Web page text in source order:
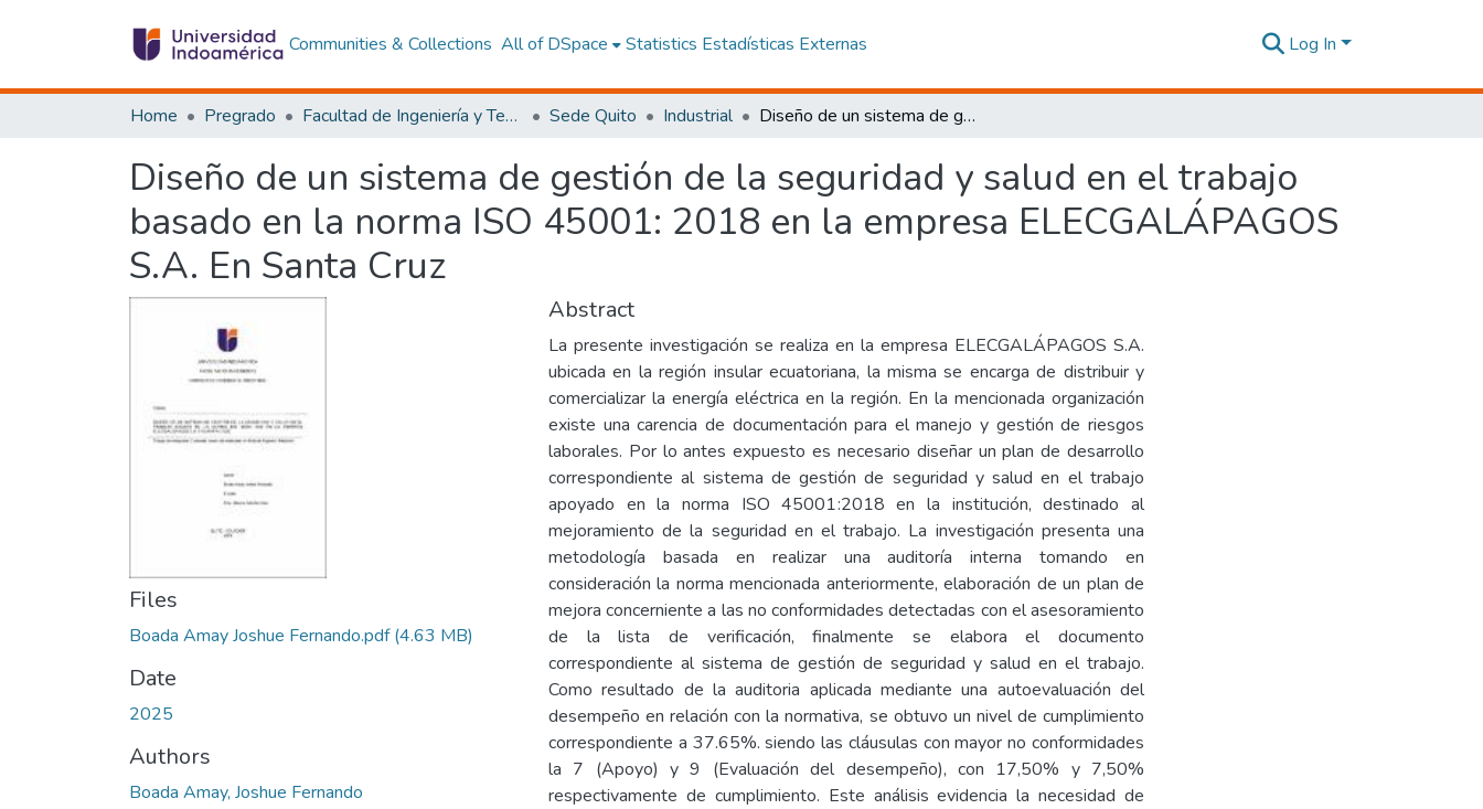
Communities & Collections All of DSpace Statistics Estadísticas Externas Log In
Home Pregrado Facultad de Ingeniería y Tecnologías de la Información y la Comunicación Sede Quito Industrial Diseño de un sistema de gestión de la seguridad y salud en el trabajo basado en la norma ISO 45001: 2018 en la empresa ELECGALÁPAGOS S.A. En Santa Cruz
Diseño de un sistema de gestión de la seguridad y salud en el trabajo
basado en la norma ISO 45001: 2018 en la empresa ELECGALÁPAGOS
S.A. En Santa Cruz
Files
Boada Amay Joshue Fernando.pdf(4.63 MB)
Date
2025
Authors
Boada Amay, Joshue Fernando
Abstract
La presente investigación se realiza en la empresa ELECGALÁPAGOS S.A.
ubicada en la región insular ecuatoriana, la misma se encarga de distribuir y
comercializar la energía eléctrica en la región. En la mencionada organización
existe una carencia de documentación para el manejo y gestión de riesgos
laborales. Por lo antes expuesto es necesario diseñar un plan de desarrollo
correspondiente al sistema de gestión de seguridad y salud en el trabajo
apoyado en la norma ISO 45001:2018 en la institución, destinado al
mejoramiento de la seguridad en el trabajo. La investigación presenta una
metodología basada en realizar una auditoría interna tomando en
consideración la norma mencionada anteriormente, elaboración de un plan de
mejora concerniente a las no conformidades detectadas con el asesoramiento
de la lista de verificación, finalmente se elabora el documento
correspondiente al sistema de gestión de seguridad y salud en el trabajo.
Como resultado de la auditoria aplicada mediante una autoevaluación del
desempeño en relación con la normativa, se obtuvo un nivel de cumplimiento
correspondiente a 37.65%. siendo las cláusulas con mayor no conformidades
la 7 (Apoyo) y 9 (Evaluación del desempeño), con 17,50% y 7,50%
respectivamente de cumplimiento. Este análisis evidencia la necesidad de